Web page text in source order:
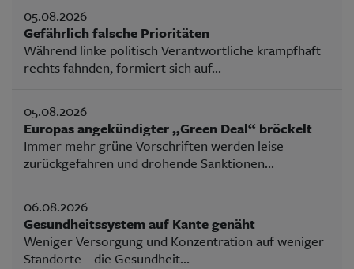
05.08.2026
Gefährlich falsche Prioritäten
Während linke politisch Verantwortliche krampfhaft
rechts fahnden, formiert sich auf...
05.08.2026
Europas angekündigter „Green Deal“ bröckelt
Immer mehr grüne Vorschriften werden leise
zurückgefahren und drohende Sanktionen...
06.08.2026
Gesundheitssystem auf Kante genäht
Weniger Versorgung und Konzentration auf weniger
Standorte – die Gesundheit...